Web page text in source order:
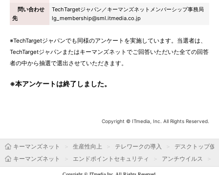
問い合わせ
先
TechTargetジャパン／キーマンズネットメンバーシップ事務局
lg_membership@sml.itmedia.co.jp
※TechTargetジャパンでも同様のアンケートを実施しています。当選者は、
TechTargetジャパンまたはキーマンズネットでご回答いただいた全ての回答
者の中から抽選で選出させていただきます。
※本アンケートは終了しました。
Copyright © ITmedia, Inc. All Rights Reserved.
キーマンズネット 生産性向上 テレワークの導入
デスクトップ仮
キーマンズネット
エンドポイントセキュリティ アンチウイルス